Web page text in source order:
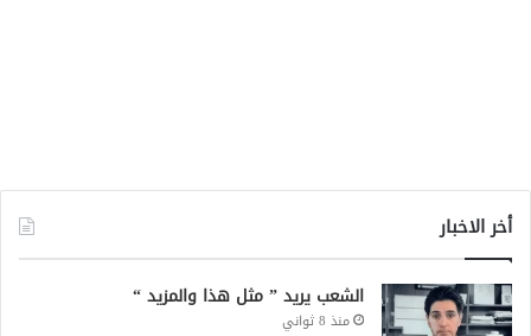
أخر الاخبار
الشعب يريد ” مثل هذا والمزيد “
منذ 8 ثواني